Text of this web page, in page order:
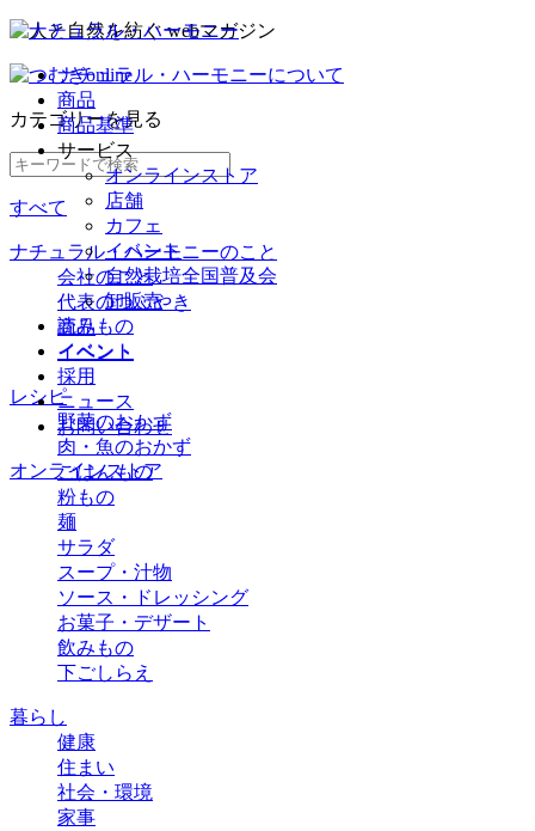
ナチュラル・ハーモニーについて
商品
商品基準
サービス
オンラインストア
店舗
カフェ
イベント
自然栽培全国普及会
卸販売
読みもの
イベント
採用
ニュース
お問い合わせ
オンラインストア
カテゴリーを見る
すべて
ナチュラル・ハーモニーのこと
会社のこと
代表のつぶやき
商品
イベント
レシピ
野菜のおかず
肉・魚のおかず
ごはんもの
粉もの
麺
サラダ
スープ・汁物
ソース・ドレッシング
お菓子・デザート
飲みもの
下ごしらえ
暮らし
健康
住まい
社会・環境
家事